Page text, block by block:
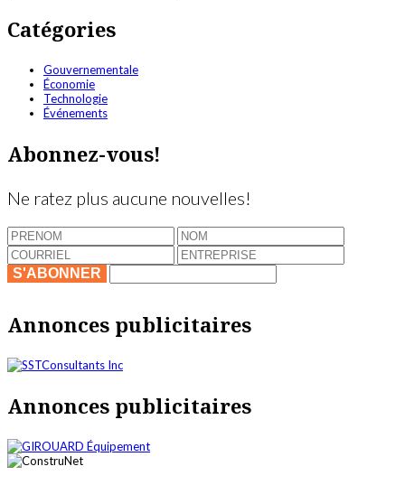
Catégories
Gouvernementale
Économie
Technologie
Événements
Abonnez-vous!
Ne ratez plus aucune nouvelles!
S'ABONNER
Annonces publicitaires
Annonces publicitaires